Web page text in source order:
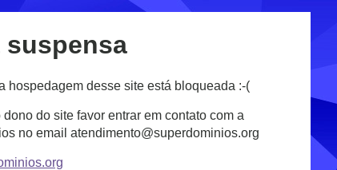
suspensa
hospedagem desse site está bloqueada :-(
dono do site favor entrar em contato com a
no email atendimento@superdominios.org